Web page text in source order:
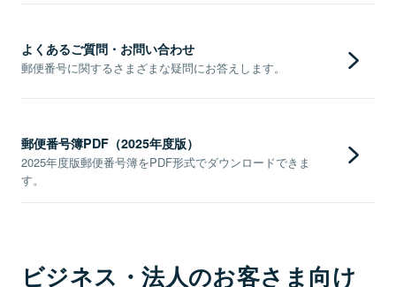
よくあるご質問・お問い合わせ
郵便番号に関するさまざまな疑問にお答えします。
郵便番号簿PDF（2025年度版）
2025年度版郵便番号簿をPDF形式でダウンロードできま
す。
ビジネス・法人のお客さま向け